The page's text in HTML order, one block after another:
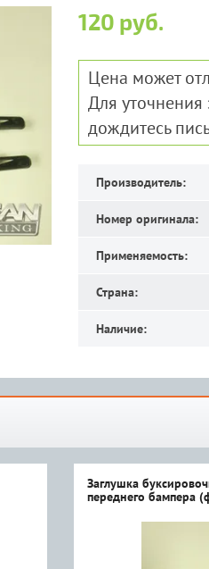
120 руб.
Цена может
Для
дождитесь
Производитель:
Номер оригинала:
Применяемость:
Страна:
Наличие:
Заглушка
переднего бампера